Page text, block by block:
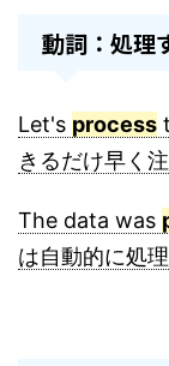
動詞：処理
Let's process
きるだけ早く
The data was
は自動的に処